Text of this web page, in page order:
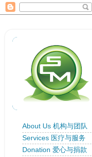
About Us 机构与团队
Services 医疗与服务
Donation 爱心与捐款